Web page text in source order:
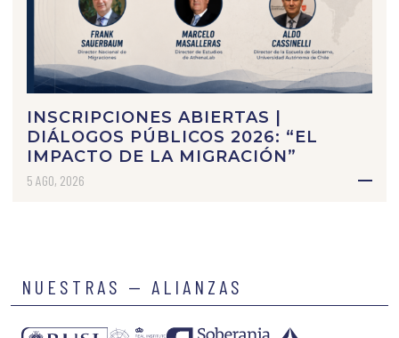
INSCRIPCIONES ABIERTAS |
DIÁLOGOS PÚBLICOS 2026: “EL
IMPACTO DE LA MIGRACIÓN”
5 AGO, 2026
NUESTRAS — ALIANZAS